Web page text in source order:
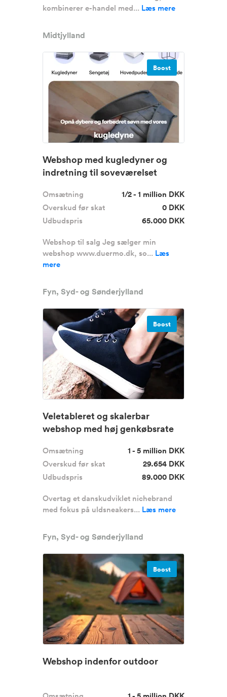
kombinerer e-handel med... Læs mere
Midtjylland
Boost
Webshop med kugledyner og
indretning til soveværelset
Omsætning
1/2 - 1 million DKK
Overskud før skat
0 DKK
Udbudspris
65.000 DKK
Webshop til salg Jeg sælger min
webshop www.duermo.dk, so... Læs
mere
Fyn, Syd- og Sønderjylland
Boost
Veletableret og skalerbar
webshop med høj genkøbsrate
Omsætning
1 - 5 million DKK
Overskud før skat
29.654 DKK
Udbudspris
89.000 DKK
Overtag et danskudviklet nichebrand
med fokus på uldsneakers... Læs mere
Fyn, Syd- og Sønderjylland
Boost
Webshop indenfor outdoor